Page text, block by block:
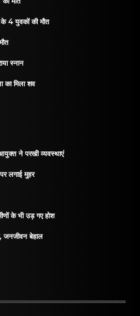
के 4 युवकों की मौत
स्नान
का मिला शव
ने परखी व्यवस्थाएं
लगाई मुहर
के भी उड़ गए होश
जनजीवन बेहाल